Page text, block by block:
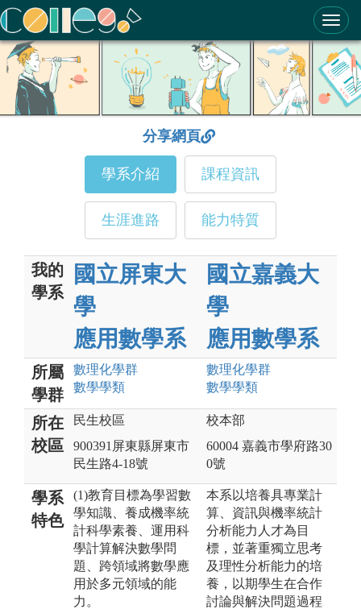
ColleGo! 大學選才與高中育才輔助系統
分享網頁
學系介紹 課程資訊
生涯進路 能力特質
我的
學系
國立屏東大
學
應用數學系
國立嘉義大
學
應用數學系
所屬
學群
數理化學群
數學學類
數理化學群
數學學類
所在
校區
民生校區
900391屏東縣屏東市
民生路4-18號
校本部
60004 嘉義市學府路30
0號
學系
特色
(1)教育目標為學習數
學知識、養成機率統
計科學素養、運用科
學計算解決數學問
題、跨領域將數學應
用於多元領域的能
力。
本系以培養具專業計
算、資訊與機率統計
分析能力人才為目
標，並著重獨立思考
及理性分析能力的培
養，以期學生在合作
討論與解決問題過程